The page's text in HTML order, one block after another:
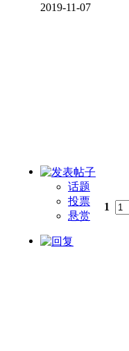
2019-11-07
话题
投票
悬赏
1